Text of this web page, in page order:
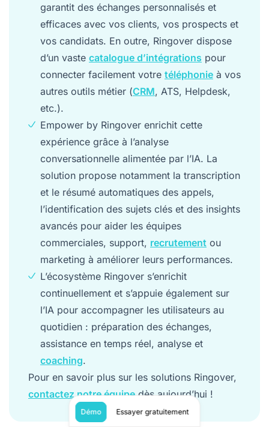
garantit des échanges personnalisés et
efficaces avec vos clients, vos prospects et
vos candidats. En outre, Ringover dispose
d’un vaste catalogue d’intégrations pour
connecter facilement votre téléphonie à vos
autres outils métier (CRM, ATS, Helpdesk,
etc.).
Empower by Ringover enrichit cette
expérience grâce à l’analyse
conversationnelle alimentée par l’IA. La
solution propose notamment la transcription
et le résumé automatiques des appels,
l’identification des sujets clés et des insights
avancés pour aider les équipes
commerciales, support, recrutement ou
marketing à améliorer leurs performances.
L’écosystème Ringover s’enrichit
continuellement et s’appuie également sur
l’IA pour accompagner les utilisateurs au
quotidien : préparation des échanges,
assistance en temps réel, analyse et
coaching.
Pour en savoir plus sur les solutions Ringover,
contactez notre équipedès aujourd’hui !
Démo Essayer gratuitement